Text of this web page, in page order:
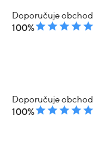
Doporučuje obchod
100%
Doporučuje obchod
100%